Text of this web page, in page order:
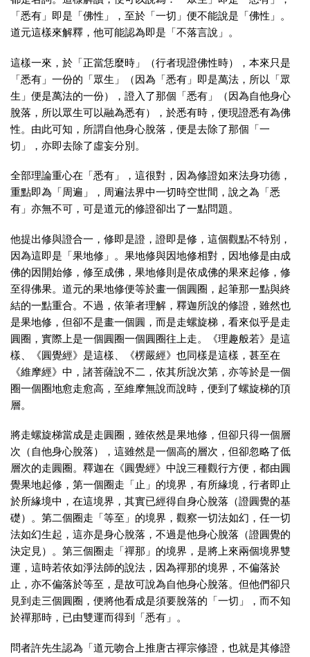
「悉有」即是「佛性」，至於「一切」便不能說是「佛性」。
道元這樣來解釋，他可能認為即是「不落言說」。
這樣一來，於「正當恁麼時」（行者現證佛性時），本來只是
「悉有」一份的「眾生」（因為「悉有」即是萬法，所以「眾
生」便是萬法的一份），證入了那個「悉有」（因為自他身心
脫落，所以眾生可以融為悉有），於悉有時，便現證悉有為佛
性。由此可知，所謂自他身心脫落，便是去除了那個「一
切」，亦即去除了虛妄分別。
全部理論重心在「悉有」，這很對，因為修證如來法身功德，
重點即為「周遍」，周遍法界中一切時空世間，說之為「悉
有」亦無不可，可是道元的修證卻出了一點問題。
他提出修與證合一，修即是證，證即是修，這個觀點不特別，
因為這即是「果地修」。果地修與因地修相對，因地修是由成
佛的因開始修，修至成佛，果地修則是依成佛的果來起修，修
至得佛果。道元的果地修便等於畫一個圓圈，起筆那一點與終
結的一點重合。不過，依筆者理解，釋迦所說的修證，雖然也
是果地修，但卻不是畫一個圓，而是走螺旋梯，看來似乎是走
圓圈，實際上是一個圓圈一個圓圈往上走。《理趣般若》是這
樣、《圓覺經》是這樣、《楞嚴經》也同樣是這樣，甚至在
《維摩經》中，諸菩薩說不二，依其所說次第，亦等於是一個
圈一個圈地愈走愈高，至維摩無說而說時，便到了螺旋梯的頂
層。
將走螺旋梯當成是走圓圈，雖依然是果地修，但卻只得一個層
次（自他身心脫落），這雖然是一個高的層次，但卻忽略了低
層次的走圓圈。釋迦在《圓覺經》中說三種觀行方便，都由圓
覺果地起修，第一個圈走「止」的境界，有所緣境，行者即止
於所緣境中，在這境界，其實已經得自身心脫落（證圓覺的基
礎）。第二個圈走「等至」的境界，觀察一切法如幻，任一切
法如幻生起，這亦是身心脫落，不過是他身心脫落（證圓覺的
決定見）。第三個圈走「禪那」的境界，是將上來兩個境界雙
運，這時若依如淨法師的說法，因為禪那的境界，不偏落於
止，亦不偏落於等至，是故可說為自他身心脫落。但他們卻只
見到走三個圓圈，便將他看成是須要脫落的「一切」，而不知
於禪那時，已由雙運而得到「悉有」。
問者許先生認為「道元吻合上推唐古禪宗修證，也就是其修證